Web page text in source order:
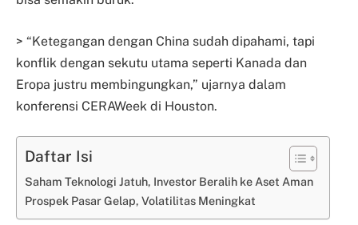
> “Ketegangan dengan China sudah dipahami, tapi
konflik dengan sekutu utama seperti Kanada dan
Eropa justru membingungkan,” ujarnya dalam
konferensi CERAWeek di Houston.
Daftar Isi
Saham Teknologi Jatuh, Investor Beralih ke Aset Aman
Prospek Pasar Gelap, Volatilitas Meningkat